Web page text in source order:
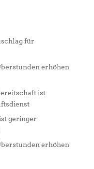
für
erhöhen
ist
geringer
erhöhen